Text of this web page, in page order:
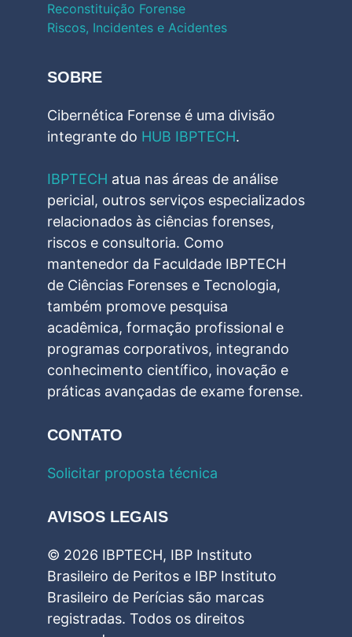
Reconstituição Forense
Riscos, Incidentes e Acidentes
SOBRE
Cibernética Forense é uma divisão
integrante do HUB IBPTECH.
IBPTECH atua nas áreas de análise
pericial, outros serviços especializados
relacionados às ciências forenses,
riscos e consultoria. Como
mantenedor da Faculdade IBPTECH
de Ciências Forenses e Tecnologia,
também promove pesquisa
acadêmica, formação profissional e
programas corporativos, integrando
conhecimento científico, inovação e
práticas avançadas de exame forense.
CONTATO
Solicitar proposta técnica
AVISOS LEGAIS
© 2026 IBPTECH, IBP Instituto
Brasileiro de Peritos e IBP Instituto
Brasileiro de Perícias são marcas
registradas. Todos os direitos